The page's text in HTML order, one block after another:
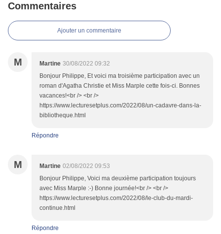
Commentaires
Ajouter un commentaire
M Martine 30/08/2022 09:32
Bonjour Philippe, Et voici ma troisième participation avec un
roman d'Agatha Christie et Miss Marple cette fois-ci. Bonnes
vacances!<br /> <br />
https://www.lecturesetplus.com/2022/08/un-cadavre-dans-la-
bibliotheque.html
Répondre
M Martine 02/08/2022 09:53
Bonjour Philippe, Voici ma deuxième participation toujours
avec Miss Marple :-) Bonne journée!<br /> <br />
https://www.lecturesetplus.com/2022/08/le-club-du-mardi-
continue.html
Répondre